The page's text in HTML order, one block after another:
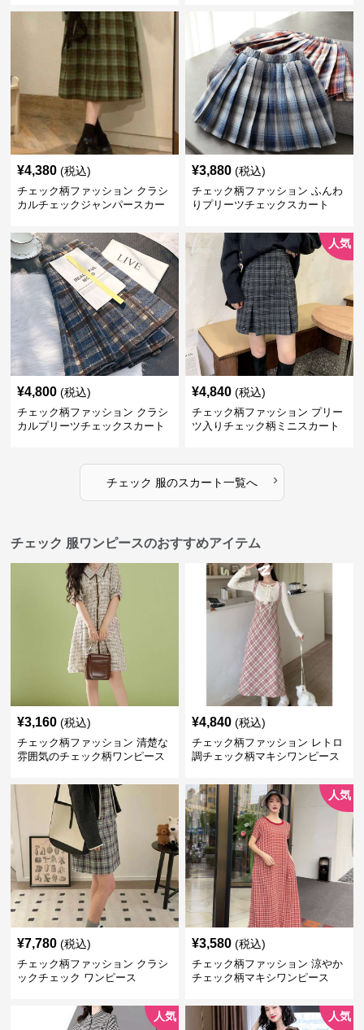
¥4,380 (税込)
チェック柄ファッション クラシ
カルチェックジャンパースカー
¥3,880 (税込)
チェック柄ファッション ふんわ
りプリーツチェックスカート
¥4,800 (税込)
チェック柄ファッション クラシ
カルプリーツチェックスカート
人気
¥4,840 (税込)
チェック柄ファッション プリー
ツ入りチェック柄ミニスカート
チェック 服のスカート一覧へ ›
チェック 服ワンピースのおすすめアイテム
¥3,160 (税込)
チェック柄ファッション 清楚な
雰囲気のチェック柄ワンピース
¥4,840 (税込)
チェック柄ファッション レトロ
調チェック柄マキシワンピース
¥7,780 (税込)
チェック柄ファッション クラシ
ックチェック ワンピース
人気
¥3,580 (税込)
チェック柄ファッション 涼やか
チェック柄マキシワンピース
人気 人気